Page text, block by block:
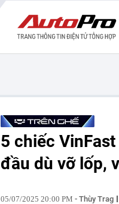
5 chiếc
đầu dù vỡ lốp,
05/07/2025 20:00 PM - Thùy Trag